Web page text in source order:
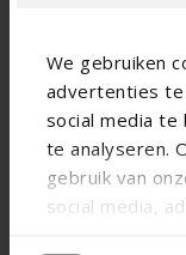
We gebruiken
advertenties
social media
te analyseren.
gebruik van
social media,